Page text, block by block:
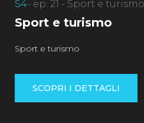
S4- ep. 21 - Sport e turismo
Sport e turismo
Sport e turismo
SCOPRI I DETTAGLI